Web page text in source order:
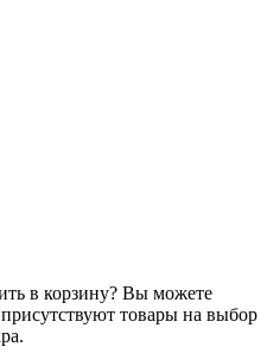
в корзину? Вы можете
товары на выбор